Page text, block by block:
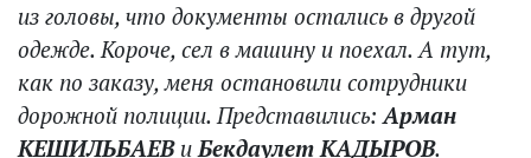
из головы, что документы остались в другой
одежде. Короче, сел в машину и поехал. А тут,
как по заказу, меня остановили сотрудники
дорожной полиции. Представились:Арман
КЕШИЛЬБАЕВиБекдаулет КАДЫРОВ.